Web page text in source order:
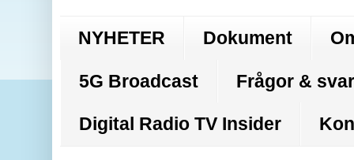
NYHETER Dokument
5G Broadcast Frågor &
Digital Radio TV Insider